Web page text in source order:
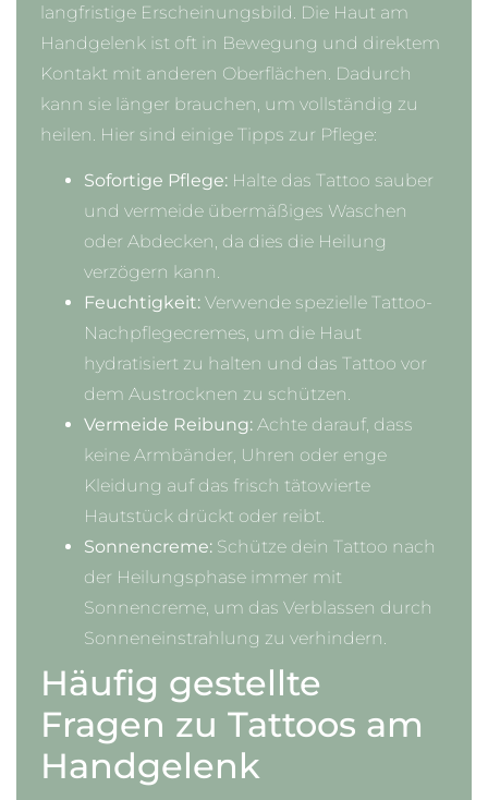
langfristige Erscheinungsbild. Die Haut am
Handgelenk ist oft in Bewegung und direktem
Kontakt mit anderen Oberflächen. Dadurch
kann sie länger brauchen, um vollständig zu
heilen. Hier sind einige Tipps zur Pflege:
Sofortige Pflege: Halte das Tattoo sauber
und vermeide übermäßiges Waschen
oder Abdecken, da dies die Heilung
verzögern kann.
Feuchtigkeit: Verwende spezielle Tattoo-
Nachpflegecremes, um die Haut
hydratisiert zu halten und das Tattoo vor
dem Austrocknen zu schützen.
Vermeide Reibung: Achte darauf, dass
keine Armbänder, Uhren oder enge
Kleidung auf das frisch tätowierte
Hautstück drückt oder reibt.
Sonnencreme: Schütze dein Tattoo nach
der Heilungsphase immer mit
Sonnencreme, um das Verblassen durch
Sonneneinstrahlung zu verhindern.
Häufig gestellte
Fragen zu Tattoos am
Handgelenk